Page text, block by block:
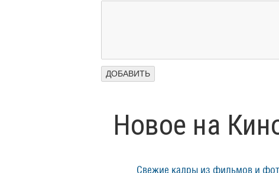
Новое на
Свежие кадры из фильмов и